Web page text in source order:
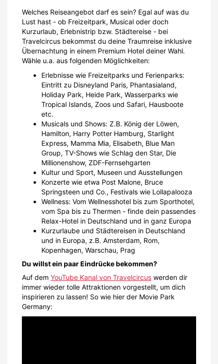
Welches Reiseangebot darf es sein? Egal auf was du
Lust hast - ob Freizeitpark, Musical oder doch
Kurzurlaub, Erlebnistrip bzw. Städtereise - bei
Travelcircus bekommst du deine Traumreise inklusive
Übernachtung in einem Premium Hotel deiner Wahl.
Wähle u.a. aus folgenden Möglichkeiten:
Erlebnisse wie Freizeitparks und Ferienparks:
Eintritt zu Disneyland Paris, Phantasialand,
Holiday Park, Heide Park, Wasserparks wie
Tropical Islands, Zoos und Safari, Hausboote
etc.
Musicals und Shows: Z.B. König der Löwen,
Hamilton, Harry Potter Hamburg, Starlight
Express, Mamma Mia, Elisabeth, Blue Man
Group, TV-Shows wie Schlag den Star, Die
Millionenshow, ZDF-Fernsehgarten
Kultur und Sport, Museen und Ausstellungen
Konzerte wie etwa Post Malone, Bruce
Springsteen und Co., Festivals wie Lollapalooza
Wellness: Vom Wellnesshotel bis zum Sporthotel,
vom Spa bis zu Thermen - finde dein passendes
Relax-Hotel in Deutschland und in ganz Europa
Kurzurlaube und Städtereisen in Deutschland
und in Europa, z.B. Amsterdam, Rom,
Kopenhagen, Warschau, Prag
Du willst ein paar Eindrücke bekommen?
Auf dem YouTube Kanal von Travelcircus werden dir
immer wieder tolle Attraktionen vorgestellt, um dich
inspirieren zu lassen! So wie hier der Movie Park
Germany: